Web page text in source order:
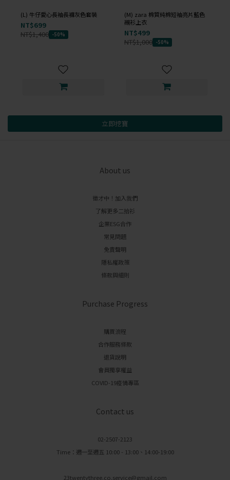
(L) 牛仔愛心長袖長褲灰色套裝
NT$699
NT$1,400 -50%
(M) zara 棉質純棉短袖亮片藍色
襯衫上衣
NT$499
NT$1,000 -50%
立即挖寶
About us
徵才中！加入我們
了解更多二拾衫
企業ESG合作
常見問題
免責聲明
隱私權政策
條款與細則
Purchase Progress
購買流程
合作服務條款
退貨說明
會員獨享權益
COVID-19疫情專區
Contact us
02-2507-2123
Time：週一至週五 10:00 - 13:00、14:00-19:00
23twentythree.co.service@gmail.com